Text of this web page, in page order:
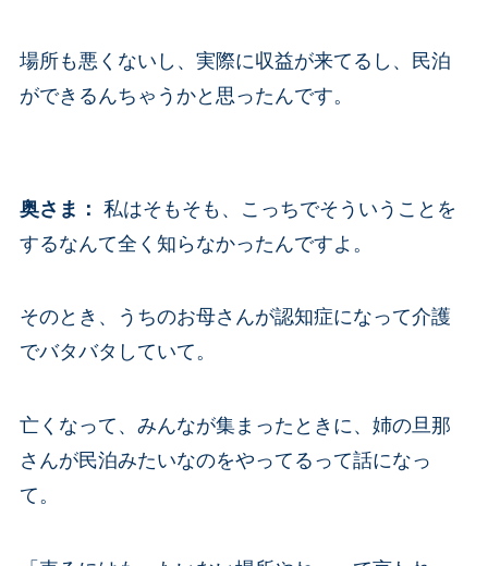
場所も悪くないし、実際に収益が来てるし、民泊
ができるんちゃうかと思ったんです。
奥さま： 私はそもそも、こっちでそういうことを
するなんて全く知らなかったんですよ。
そのとき、うちのお母さんが認知症になって介護
でバタバタしていて。
亡くなって、みんなが集まったときに、姉の旦那
さんが民泊みたいなのをやってるって話になっ
て。